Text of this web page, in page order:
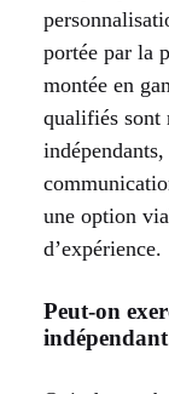
portée par la
montée en
qualifiés sont
une option
d’expérience.
Peut-on